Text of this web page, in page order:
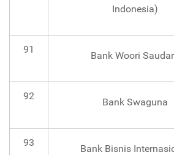
Indonesia)
91
Bank Woori
92
Bank Swaguna
93
Bank Bisnis